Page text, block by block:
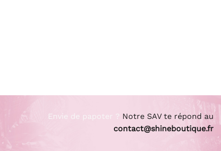
Envie de papoter ? Notre SAV te répond au
contact@shineboutique.fr